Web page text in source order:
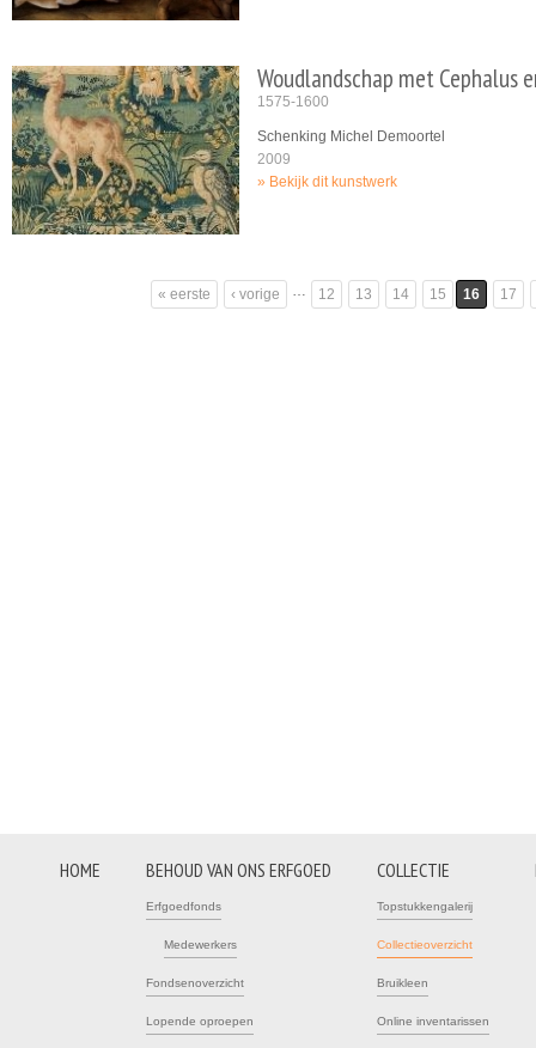
Woudlandschap met Cephalus
1575-1600
Schenking Michel Demoortel
2009
Bekijk dit kunstwerk
« eerste ‹ vorige … 12 13 14 15 16 17
HOME BEHOUD VAN ONS ERFGOED
Erfgoedfonds
Medewerkers
Fondsenoverzicht
Lopende oproepen
COLLECTIE
Topstukkengalerij
Collectieoverzicht
Bruikleen
Online inventarissen